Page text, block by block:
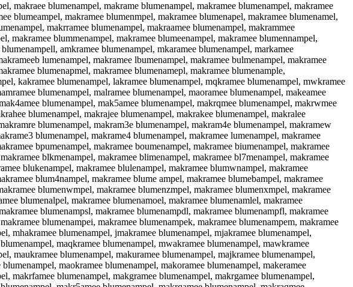
makraee blumenampel, makrame blumenampel, makramee blumenampel, makramee
blumeampel, makramee blumenmpel, makramee blumenapel, makramee blumenamel,
makrramee blumenampel, makraamee blumenampel, makrammee
makramee blummenampel, makramee blumeenampel, makramee blumennampel,
amkramee blumenampel, mkaramee blumenampel, markamee
lumenampel, makramee lbumenampel, makramee bulmenampel, makramee
blumenapmel, makramee blumenamepl, makramee blumenample,
kakramee blumenampel, lakramee blumenampel, mqkramee blumenampel, mwkramee
blumenampel, malramee blumenampel, maoramee blumenampel, makeamee
blumenampel, mak5amee blumenampel, makrqmee blumenampel, makrwmee
blumenampel, makrajee blumenampel, makrakee blumenampel, makralee
blumenampel, makram3e blumenampel, makram4e blumenampel, makramew
blumenampel, makrame4 blumenampel, makramee lumenampel, makramee
bpumenampel, makramee boumenampel, makramee biumenampel, makramee
blkmenampel, makramee blimenampel, makramee bl7menampel, makramee
blukenampel, makramee blulenampel, makramee blumwnampel, makramee
blum4nampel, makramee blume ampel, makramee blumebampel, makramee
blumenwmpel, makramee blumenzmpel, makramee blumenxmpel, makramee
blumenalpel, makramee blumenamoel, makramee blumenamlel, makramee
blumenampsl, makramee blumenampdl, makramee blumenampfl, makramee
blumenampei, makramee blumenampek, makramee blumenampem, makramee
mhakramee blumenampel, jmakramee blumenampel, mjakramee blumenampel,
maqkramee blumenampel, mwakramee blumenampel, mawkramee
maukramee blumenampel, makuramee blumenampel, majkramee blumenampel,
maokramee blumenampel, makoramee blumenampel, makeramee
makrfamee blumenampel, makgramee blumenampel, makrgamee blumenampel,